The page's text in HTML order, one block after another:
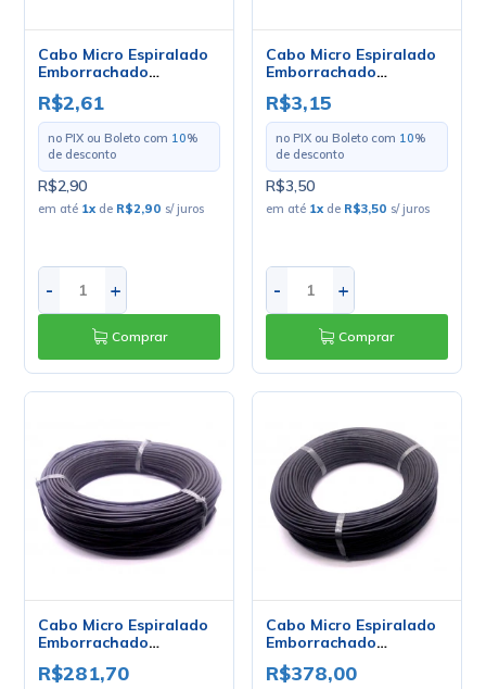
Cabo Micro Espiralado
Emborrachado
1x0.20mm - Mult Cabo -
Preco Por Metro
R$2,61
no PIX ou Boleto com 10%
de desconto
R$2,90
em até 1x de R$2,90 s/ juros
- +
Comprar
Cabo Micro Espiralado
Emborrachado
1x0.32mm - Mult Cabo -
Preço Por Metro
R$3,15
no PIX ou Boleto com 10%
de desconto
R$3,50
em até 1x de R$3,50 s/ juros
- +
Comprar
Cabo Micro Espiralado
Emborrachado
1x0.32mm - Mult Cabo -
Rolo Com 100 Metros
R$281,70
Cabo Micro Espiralado
Emborrachado
1x0.50mm - Mult Cabo -
Rolo Com 100 Metros
R$378,00